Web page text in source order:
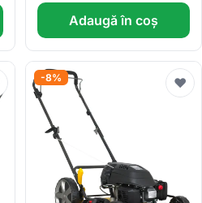
Adaugă în coș
-8% ♥